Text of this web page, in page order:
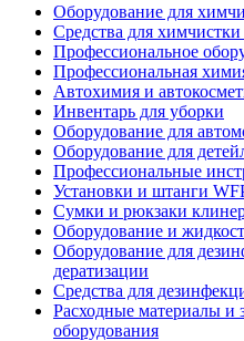
Оборудование для
Средства для
Профессиональное
Профессиональная
Автохимия и
Инвентарь для уборки
Оборудование для
Оборудование для
Профессиональные
Установки и штанги
Сумки и рюкзаки
Оборудование и
Оборудование для
дератизации
Средства для
Расходные материалы и
оборудования